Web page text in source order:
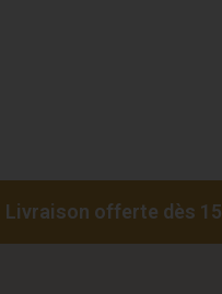
Livraison offerte dès